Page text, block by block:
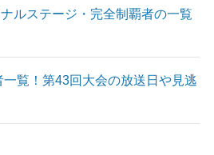
ルステージ・完全制覇者の一覧
覧！第43回大会の放送日や見逃